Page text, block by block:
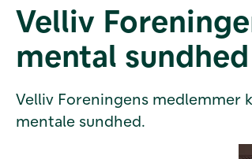
Foreningen
Kontakt
os
Velliv
mental
Velliv Foreningens
mentale sundhed.